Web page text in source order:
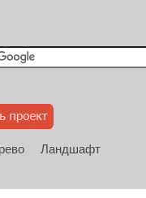
Ландшафт